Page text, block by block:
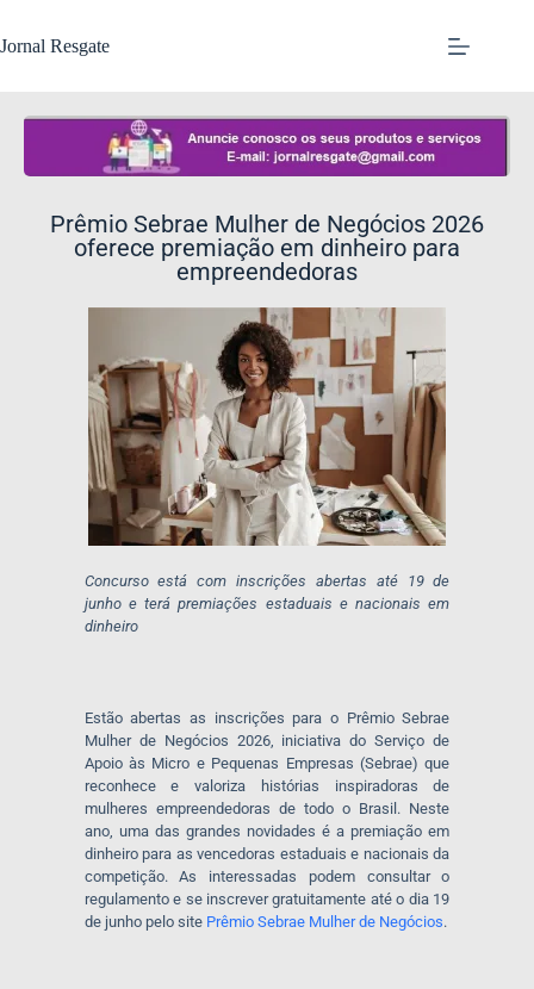
Jornal Resgate
Prêmio Sebrae Mulher de Negócios 2026
oferece premiação em dinheiro para
empreendedoras
Concurso está com inscrições abertas até 19 de
junho e terá premiações estaduais e nacionais em
dinheiro
Estão abertas as inscrições para o Prêmio Sebrae
Mulher de Negócios 2026, iniciativa do Serviço de
Apoio às Micro e Pequenas Empresas (Sebrae) que
reconhece e valoriza histórias inspiradoras de
mulheres empreendedoras de todo o Brasil. Neste
ano, uma das grandes novidades é a premiação em
dinheiro para as vencedoras estaduais e nacionais da
competição. As interessadas podem consultar o
regulamento e se inscrever gratuitamente até o dia 19
de junho pelo site Prêmio Sebrae Mulher de Negócios.